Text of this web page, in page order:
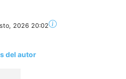
2026 20:02
del autor